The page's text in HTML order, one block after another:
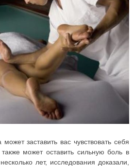
заставить вас чувствовать себя
может оставить сильную боль в
лет, исследования доказали,